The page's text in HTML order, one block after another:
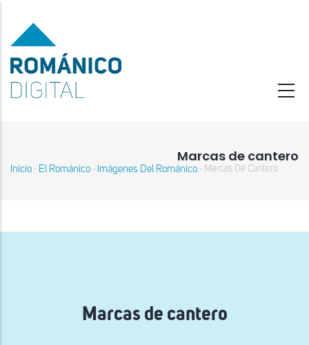
contenido
principal
Marcas de cantero
Sobrescribir
navegación
Inicio - El Románico - Imágenes Del Románico - Marcas De Cantero
Marcas de cantero